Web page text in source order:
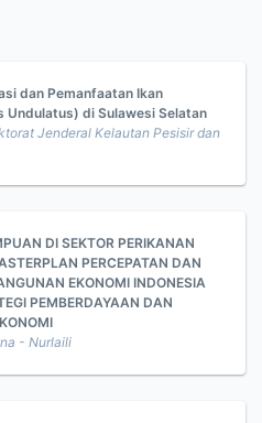
dan Pemanfaatan Ikan
Undulatus) di Sulawesi Selatan
Jenderal Kelautan Pesisir dan
DI SEKTOR PERIKANAN
PERCEPATAN DAN
EKONOMI INDONESIA
PEMBERDAYAAN DAN
- Nurlaili